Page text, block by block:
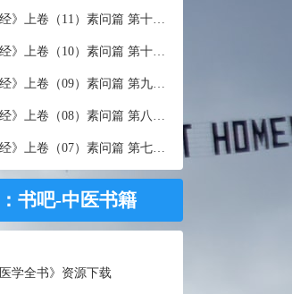
上卷（11）素问篇 第十一篇 五藏别论
上卷（10）素问篇 第十篇 五藏生成
上卷（09）素问篇 第九篇 六节藏象论
上卷（08）素问篇 第八篇 灵兰秘典论
上卷（07）素问篇 第七篇 阴阳别论
书吧-中医书籍
医学全书》资源下载